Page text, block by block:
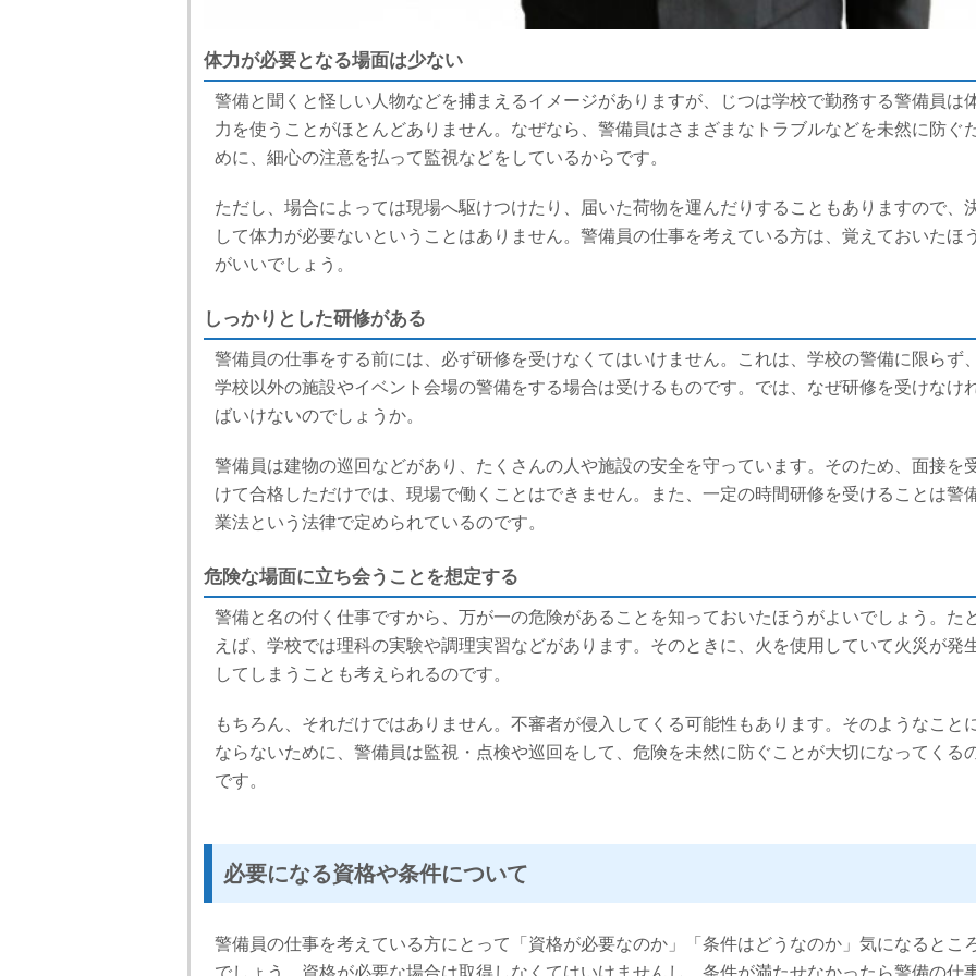
体力が必要となる場面は少ない
警備と聞くと怪しい人物などを捕まえるイメージがありますが、じつは学校で勤務する警備員は
力を使うことがほとんどありません。なぜなら、警備員はさまざまなトラブルなどを未然に防ぐ
めに、細心の注意を払って監視などをしているからです。
ただし、場合によっては現場へ駆けつけたり、届いた荷物を運んだりすることもありますので、
して体力が必要ないということはありません。警備員の仕事を考えている方は、覚えておいたほう
がいいでしょう。
しっかりとした研修がある
警備員の仕事をする前には、必ず研修を受けなくてはいけません。これは、学校の警備に限らず、
学校以外の施設やイベント会場の警備をする場合は受けるものです。では、なぜ研修を受けなけ
ばいけないのでしょうか。
警備員は建物の巡回などがあり、たくさんの人や施設の安全を守っています。そのため、面接を
けて合格しただけでは、現場で働くことはできません。また、一定の時間研修を受けることは警
業法という法律で定められているのです。
危険な場面に立ち会うことを想定する
警備と名の付く仕事ですから、万が一の危険があることを知っておいたほうがよいでしょう。た
えば、学校では理科の実験や調理実習などがあります。そのときに、火を使用していて火災が発
してしまうことも考えられるのです。
もちろん、それだけではありません。不審者が侵入してくる可能性もあります。そのようなこと
ならないために、警備員は監視・点検や巡回をして、危険を未然に防ぐことが大切になってくる
です。
必要になる資格や条件について
警備員の仕事を考えている方にとって「資格が必要なのか」「条件はどうなのか」気になるとこ